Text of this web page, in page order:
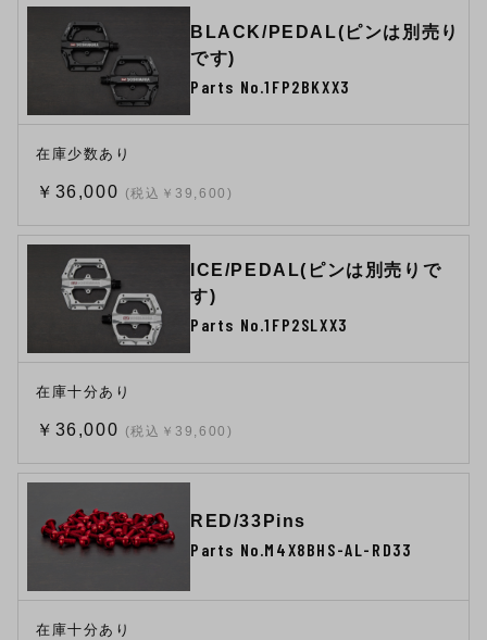
BLACK/PEDAL(ピンは別売り
です)
Parts No.1FP2BKXX3
在庫少数あり
￥36,000 (税込￥39,600)
ICE/PEDAL(ピンは別売りで
す)
Parts No.1FP2SLXX3
在庫十分あり
￥36,000 (税込￥39,600)
RED/33Pins
Parts No.M4X8BHS-AL-RD33
在庫十分あり